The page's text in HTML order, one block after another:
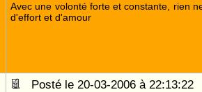
Avec une volonté forte et constante, rien
d'effort et d'amour
Posté le 20-03-2006 à